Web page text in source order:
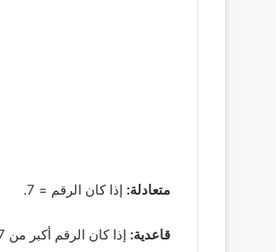
متعادلة: إذا كان الرقم = 7.
قاعدية: إذا كان الرقم أكبر من 7.